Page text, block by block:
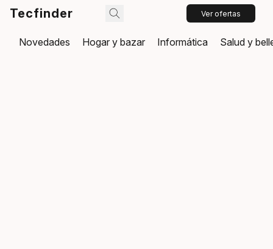
Tecfinder Ver ofertas
Novedades Hogar y bazar Informática Salud y